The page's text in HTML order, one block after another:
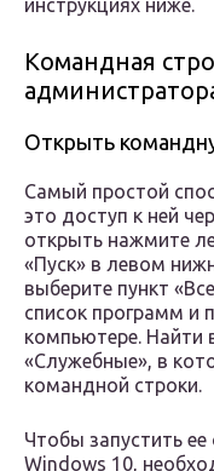
инструкциях ниже.
Командная
Открыть
Самый простой
это доступ к ней
открыть нажмите
«Пуск» в левом
выберите пункт
список программ и
компьютере.
«Служебные», в
командной строки.
Чтобы запустить
Windows 10,